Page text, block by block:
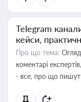
Telegram
кейси,
Про що тема:
коментарі
- все, про що